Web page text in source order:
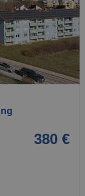
1 / 6
380 €